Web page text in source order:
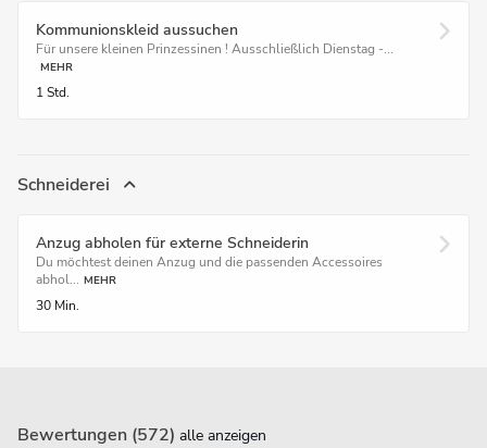
Kommunionskleid aussuchen
Für unsere kleinen Prinzessinen ! Ausschließlich Dienstag -...
MEHR
1 Std.
Schneiderei
Anzug abholen für externe Schneiderin
Du möchtest deinen Anzug und die passenden Accessoires
abhol... MEHR
30 Min.
Bewertungen (572) alle anzeigen